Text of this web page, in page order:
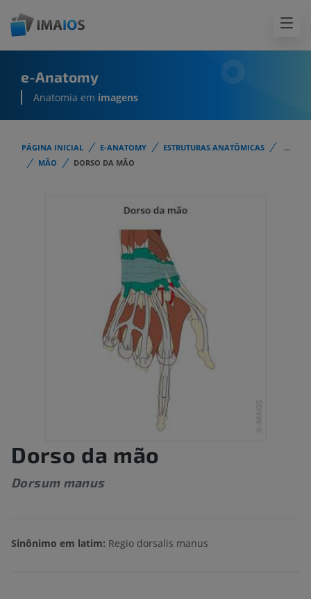
e-Anatomy
Anatomia em imagens
PÁGINA INICIAL E-ANATOMY ESTRUTURAS ANATÔMICAS
...
MÃO
DORSO DA MÃO
Dorso da mão
Dorsum manus
Sinônimo em latim: Regio dorsalis manus